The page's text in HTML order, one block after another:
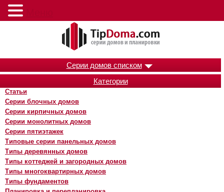
Серии домов списком
Категории
Статьи
Серии блочных домов
Серии кирпичных домов
Серии монолитных домов
Серии пятиэтажек
Типовые серии панельных домов
Типы деревянных домов
Типы коттеджей и загородных домов
Типы многоквартирных домов
Типы фундаментов